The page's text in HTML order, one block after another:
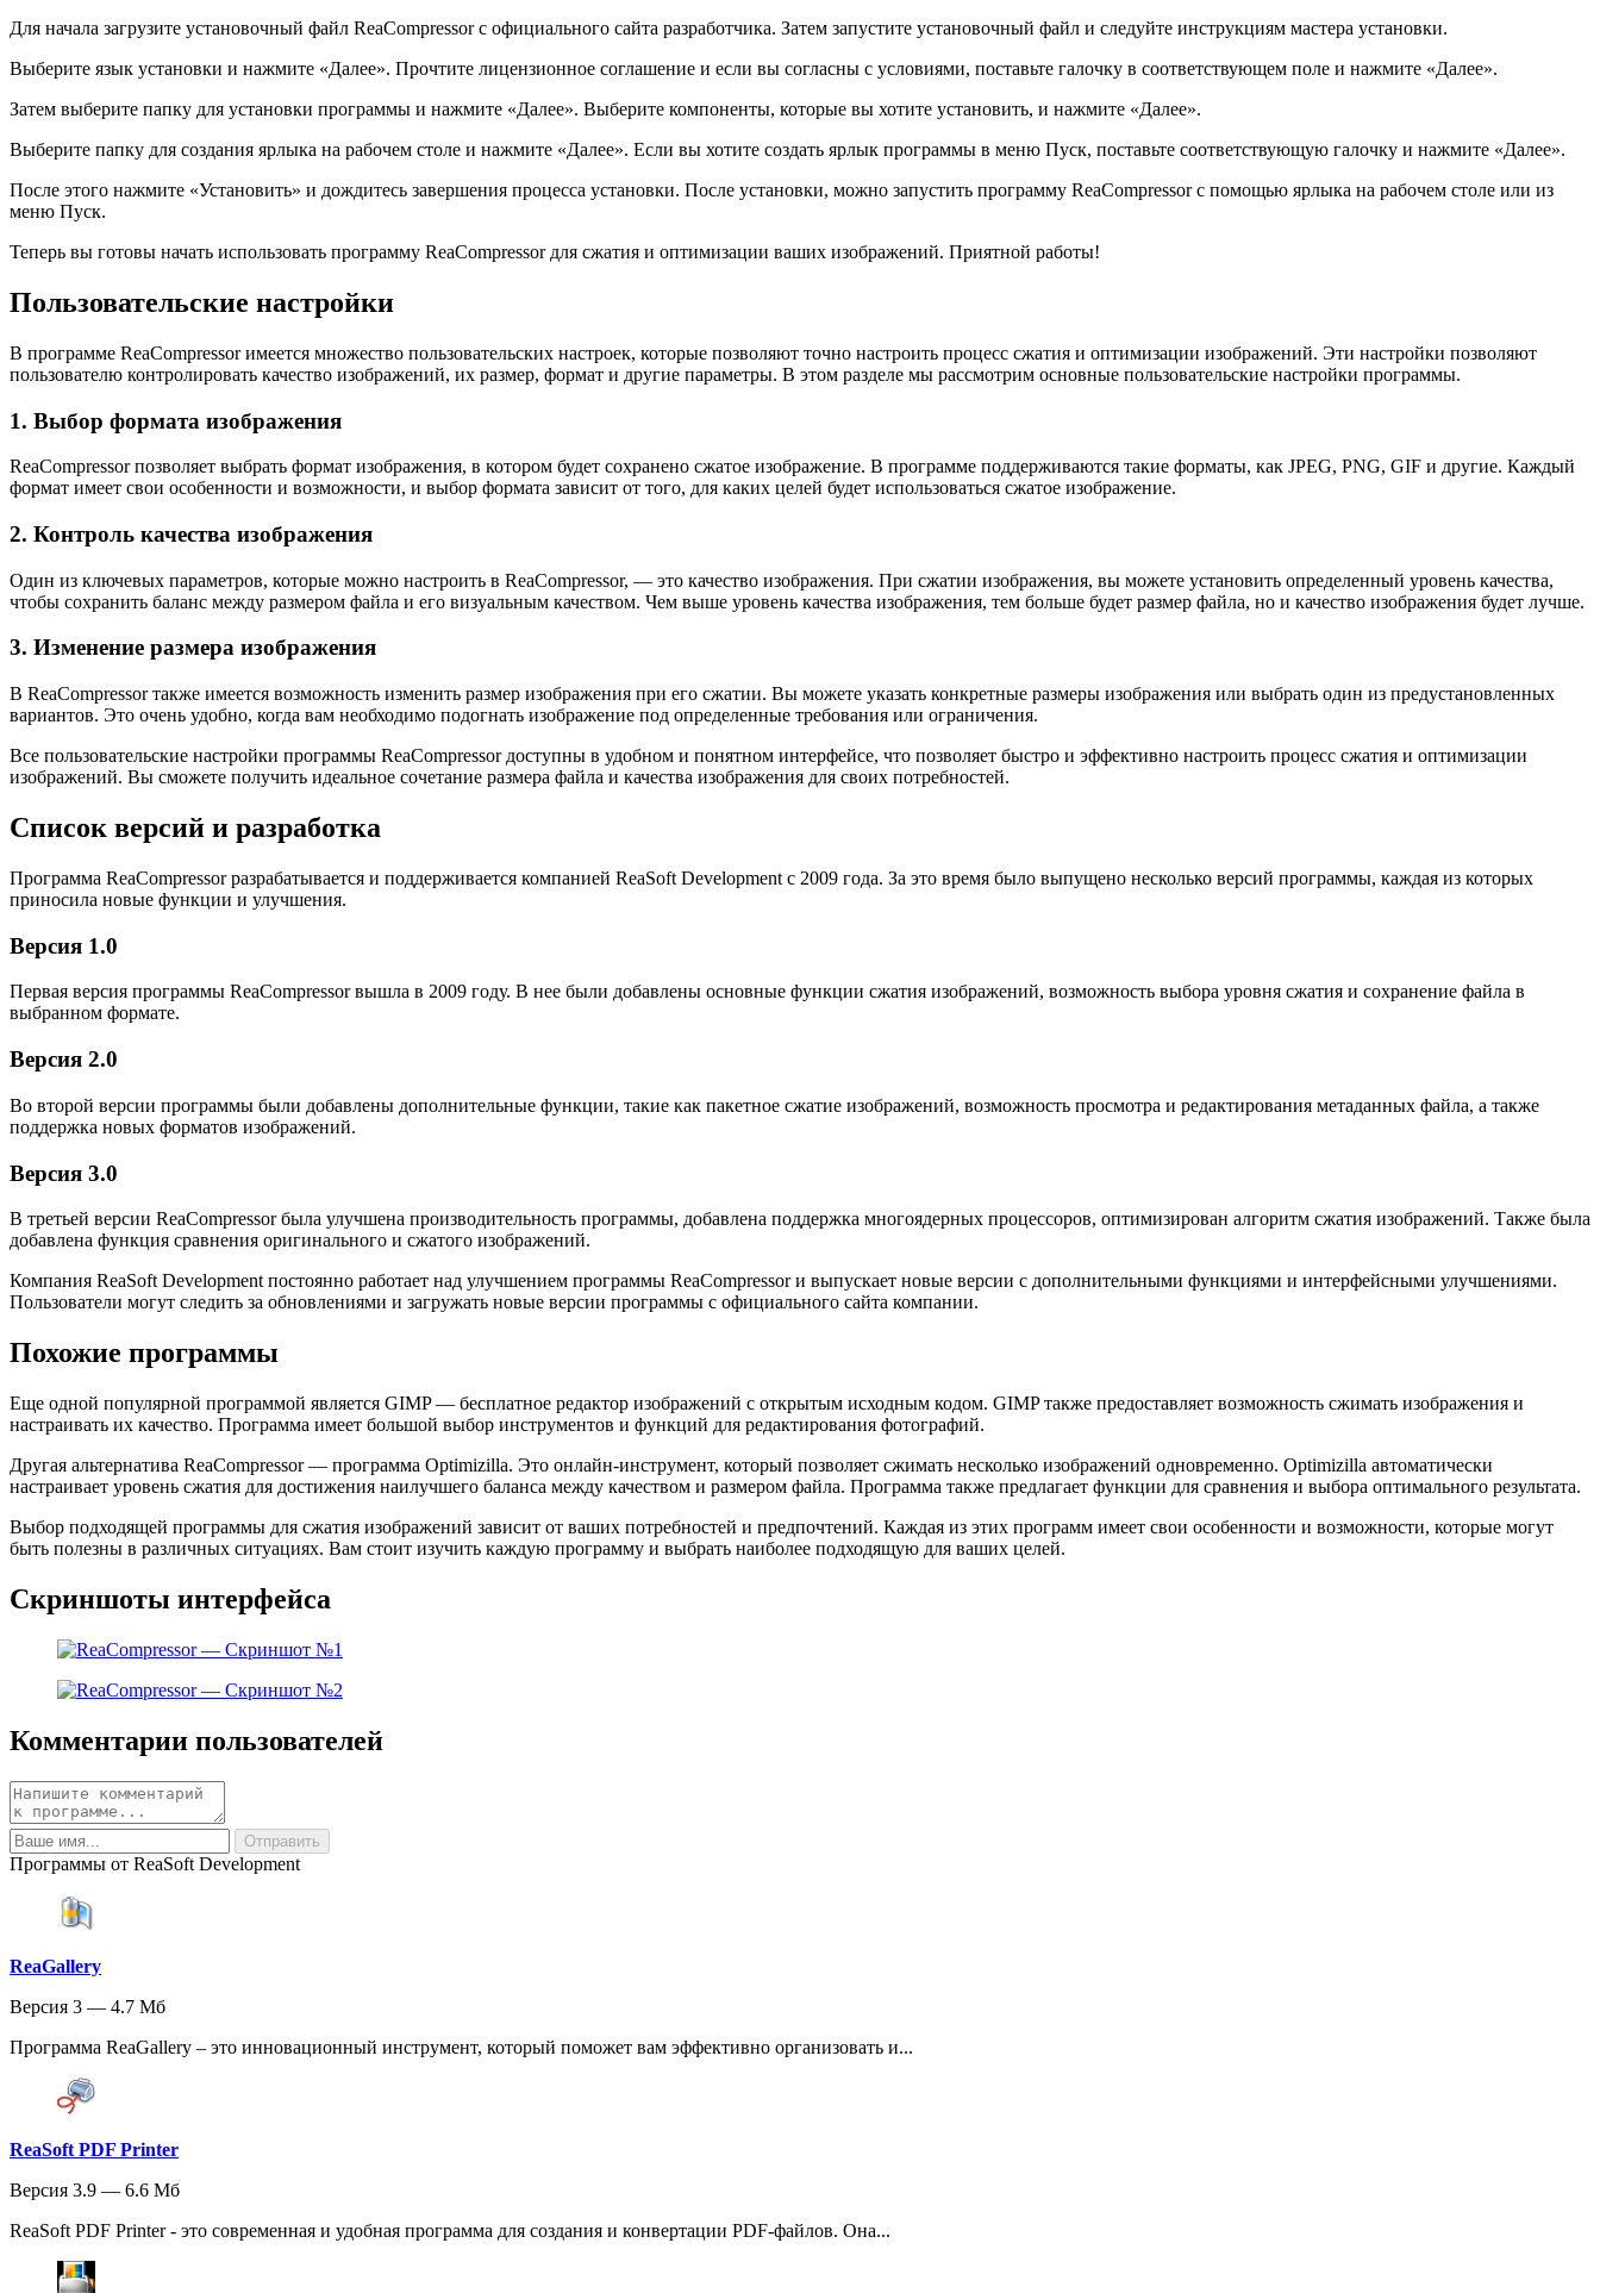
Для начала загрузите установочный файл ReaCompressor с официального сайта разработчика. Затем запустите установочный файл и следуйте инструкциям мастера установки.
Выберите язык установки и нажмите «Далее». Прочтите лицензионное соглашение и если вы согласны с условиями, поставьте галочку в соответствующем поле и нажмите «Далее».
Затем выберите папку для установки программы и нажмите «Далее». Выберите компоненты, которые вы хотите установить, и нажмите «Далее».
Выберите папку для создания ярлыка на рабочем столе и нажмите «Далее». Если вы хотите создать ярлык программы в меню Пуск, поставьте соответствующую галочку и нажмите «Далее».
После этого нажмите «Установить» и дождитесь завершения процесса установки. После установки, можно запустить программу ReaCompressor с помощью ярлыка на рабочем столе или из
меню Пуск.
Теперь вы готовы начать использовать программу ReaCompressor для сжатия и оптимизации ваших изображений. Приятной работы!
Пользовательские настройки
В программе ReaCompressor имеется множество пользовательских настроек, которые позволяют точно настроить процесс сжатия и оптимизации изображений. Эти настройки позволяют
пользователю контролировать качество изображений, их размер, формат и другие параметры. В этом разделе мы рассмотрим основные пользовательские настройки программы.
1. Выбор формата изображения
ReaCompressor позволяет выбрать формат изображения, в котором будет сохранено сжатое изображение. В программе поддерживаются такие форматы, как JPEG, PNG, GIF и другие. Каждый
формат имеет свои особенности и возможности, и выбор формата зависит от того, для каких целей будет использоваться сжатое изображение.
2. Контроль качества изображения
Один из ключевых параметров, которые можно настроить в ReaCompressor, — это качество изображения. При сжатии изображения, вы можете установить определенный уровень качества,
чтобы сохранить баланс между размером файла и его визуальным качеством. Чем выше уровень качества изображения, тем больше будет размер файла, но и качество изображения будет лучше.
3. Изменение размера изображения
В ReaCompressor также имеется возможность изменить размер изображения при его сжатии. Вы можете указать конкретные размеры изображения или выбрать один из предустановленных
вариантов. Это очень удобно, когда вам необходимо подогнать изображение под определенные требования или ограничения.
Все пользовательские настройки программы ReaCompressor доступны в удобном и понятном интерфейсе, что позволяет быстро и эффективно настроить процесс сжатия и оптимизации
изображений. Вы сможете получить идеальное сочетание размера файла и качества изображения для своих потребностей.
Список версий и разработка
Программа ReaCompressor разрабатывается и поддерживается компанией ReaSoft Development с 2009 года. За это время было выпущено несколько версий программы, каждая из которых
приносила новые функции и улучшения.
Версия 1.0
Первая версия программы ReaCompressor вышла в 2009 году. В нее были добавлены основные функции сжатия изображений, возможность выбора уровня сжатия и сохранение файла в
выбранном формате.
Версия 2.0
Во второй версии программы были добавлены дополнительные функции, такие как пакетное сжатие изображений, возможность просмотра и редактирования метаданных файла, а также
поддержка новых форматов изображений.
Версия 3.0
В третьей версии ReaCompressor была улучшена производительность программы, добавлена поддержка многоядерных процессоров, оптимизирован алгоритм сжатия изображений. Также была
добавлена функция сравнения оригинального и сжатого изображений.
Компания ReaSoft Development постоянно работает над улучшением программы ReaCompressor и выпускает новые версии с дополнительными функциями и интерфейсными улучшениями.
Пользователи могут следить за обновлениями и загружать новые версии программы с официального сайта компании.
Похожие программы
Еще одной популярной программой является GIMP — бесплатное редактор изображений с открытым исходным кодом. GIMP также предоставляет возможность сжимать изображения и
настраивать их качество. Программа имеет большой выбор инструментов и функций для редактирования фотографий.
Другая альтернатива ReaCompressor — программа Optimizilla. Это онлайн-инструмент, который позволяет сжимать несколько изображений одновременно. Optimizilla автоматически
настраивает уровень сжатия для достижения наилучшего баланса между качеством и размером файла. Программа также предлагает функции для сравнения и выбора оптимального результата.
Выбор подходящей программы для сжатия изображений зависит от ваших потребностей и предпочтений. Каждая из этих программ имеет свои особенности и возможности, которые могут
быть полезны в различных ситуациях. Вам стоит изучить каждую программу и выбрать наиболее подходящую для ваших целей.
Скриншоты интерфейса
Комментарии пользователей
Программы от ReaSoft Development
ReaGallery
Версия 3 — 4.7 Мб
Программа ReaGallery – это инновационный инструмент, который поможет вам эффективно организовать и...
ReaSoft PDF Printer
Версия 3.9 — 6.6 Мб
ReaSoft PDF Printer - это современная и удобная программа для создания и конвертации PDF-файлов. Она...